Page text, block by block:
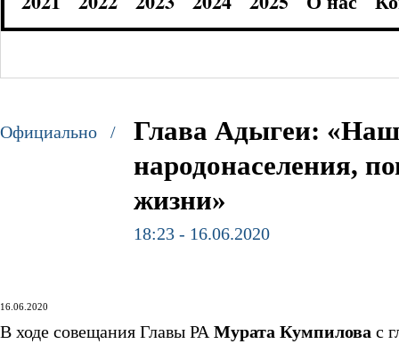
Официально /
Глава Адыгеи:
народонаселения,
жизни»
18:23 - 16.06.2020
16.06.2020
В ходе совещания Главы РА Мурата Кумпилова с